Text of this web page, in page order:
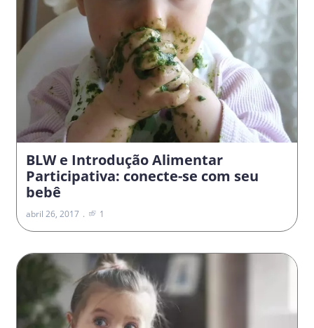
BLW e Introdução Alimentar
Participativa: conecte-se com seu
bebê
abril 26, 2017 1